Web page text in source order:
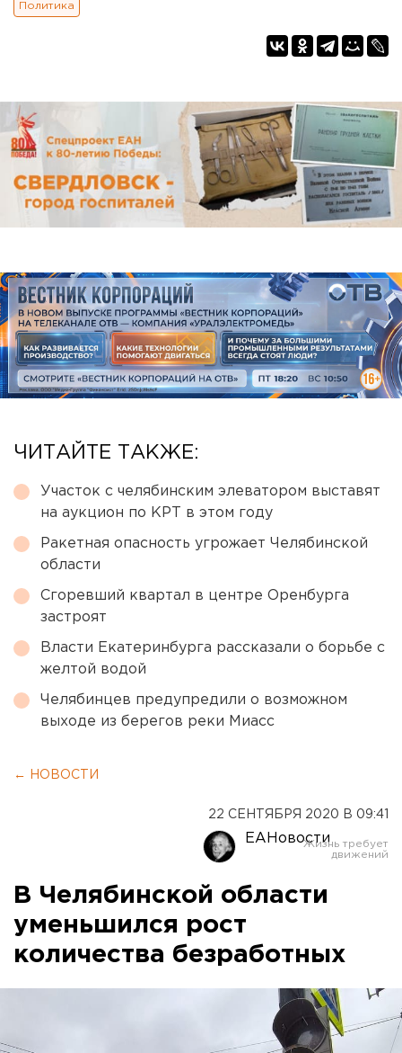
Политика
ЧИТАЙТЕ ТАКЖЕ:
Участок с челябинским элеватором выставят
на аукцион по КРТ в этом году
Ракетная опасность угрожает Челябинской
области
Сгоревший квартал в центре Оренбурга
застроят
Власти Екатеринбурга рассказали о борьбе с
желтой водой
Челябинцев предупредили о возможном
выходе из берегов реки Миасс
← НОВОСТИ
22 СЕНТЯБРЯ 2020 В 09:41
ЕАНовости
В Челябинской области
уменьшился рост
количества безработных